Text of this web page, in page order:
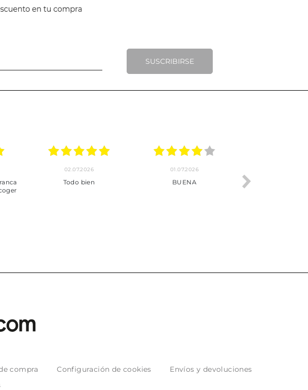
SUSCRIBIRSE
Tot perfecte
Pedido hecho, pedido
enviado, son muy
compra Configuración de cookies
Envíos y devoluciones